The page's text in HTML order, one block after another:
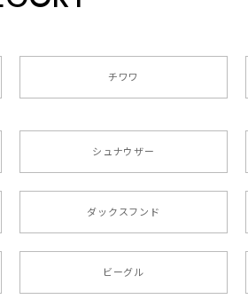
犬 うちの子 iPhone & Android
りづらい点だけ少し不安になりまし
うちの子 プレゼント ペット
チワワ
シュナウザー
ダックスフンド
ビーグル